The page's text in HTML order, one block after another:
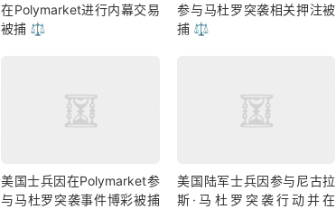
在Polymarket进行内幕交易
被捕 ⚖️
参与马杜罗突袭相关押注被
捕 ⚖️
美国士兵因在Polymarket参
与马杜罗突袭事件博彩被捕
美国陆军士兵因参与尼古拉
斯·马杜罗突袭行动并在